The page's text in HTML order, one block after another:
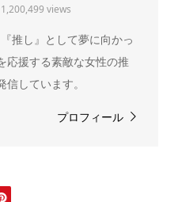
1,200,499 views
推し』として夢に向かっ
応援する素敵な女性の推
しています。
プロフィール